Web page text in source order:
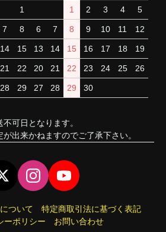
1
7 8
14 15
21 22
28 29
1 2 3 4 5
6 7 8 9 10 11 12
13 14 15 16 17 18 19
20 21 22 23 24 25 26
27 28 29 30
可日となります。
が出来かねますのでご了承下さい。
ついて
特定商取引法に基づく表記
ーポリシー
お問い合わせ